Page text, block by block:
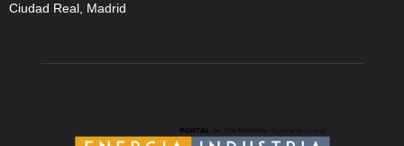
Ciudad Real, Madrid